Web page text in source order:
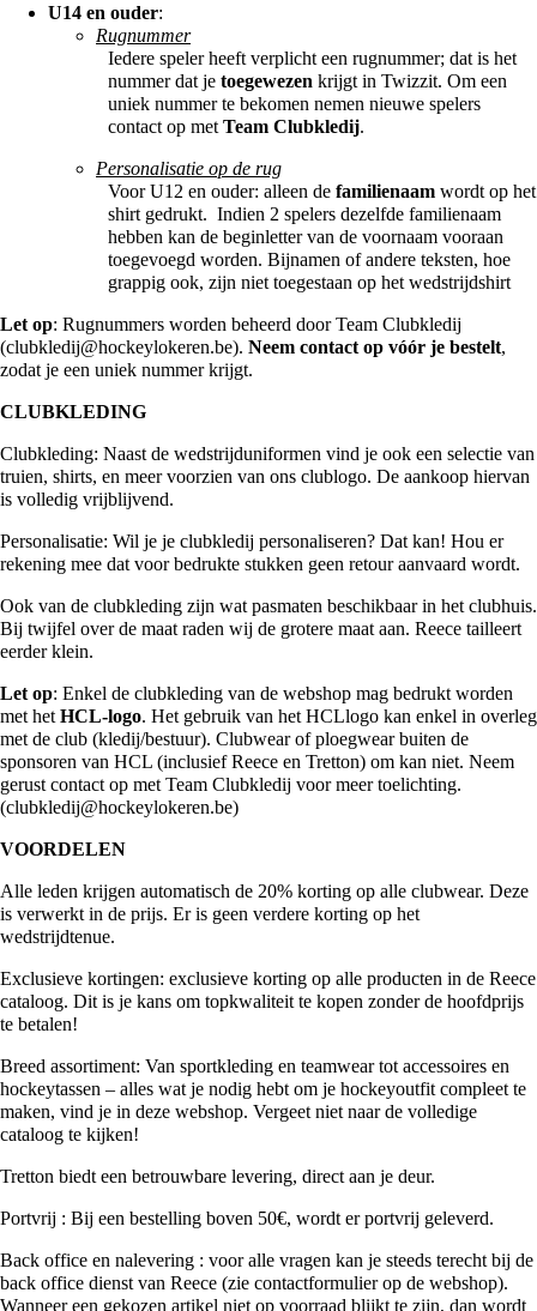
U14 en ouder:
Rugnummer
Iedere speler heeft verplicht een rugnummer; dat is het
nummer dat je toegewezen krijgt in Twizzit. Om een
uniek nummer te bekomen nemen nieuwe spelers
contact op met Team Clubkledij.
Personalisatie op de rug
Voor U12 en ouder: alleen de familienaam wordt op het
shirt gedrukt. Indien 2 spelers dezelfde familienaam
hebben kan de beginletter van de voornaam vooraan
toegevoegd worden. Bijnamen of andere teksten, hoe
grappig ook, zijn niet toegestaan op het wedstrijdshirt
Let op: Rugnummers worden beheerd door Team Clubkledij
(clubkledij@hockeylokeren.be). Neem contact op vóór je bestelt,
zodat je een uniek nummer krijgt.
CLUBKLEDING
Clubkleding: Naast de wedstrijduniformen vind je ook een selectie van
truien, shirts, en meer voorzien van ons clublogo. De aankoop hiervan
is volledig vrijblijvend.
Personalisatie: Wil je je clubkledij personaliseren? Dat kan! Hou er
rekening mee dat voor bedrukte stukken geen retour aanvaard wordt.
Ook van de clubkleding zijn wat pasmaten beschikbaar in het clubhuis.
Bij twijfel over de maat raden wij de grotere maat aan. Reece tailleert
eerder klein.
Let op: Enkel de clubkleding van de webshop mag bedrukt worden
met het HCL-logo. Het gebruik van het HCLlogo kan enkel in overleg
met de club (kledij/bestuur). Clubwear of ploegwear buiten de
sponsoren van HCL (inclusief Reece en Tretton) om kan niet. Neem
gerust contact op met Team Clubkledij voor meer toelichting.
(clubkledij@hockeylokeren.be)
VOORDELEN
Alle leden krijgen automatisch de 20% korting op alle clubwear. Deze
is verwerkt in de prijs. Er is geen verdere korting op het
wedstrijdtenue.
Exclusieve kortingen: exclusieve korting op alle producten in de Reece
cataloog. Dit is je kans om topkwaliteit te kopen zonder de hoofdprijs
te betalen!
Breed assortiment: Van sportkleding en teamwear tot accessoires en
hockeytassen – alles wat je nodig hebt om je hockeyoutfit compleet te
maken, vind je in deze webshop. Vergeet niet naar de volledige
cataloog te kijken!
Tretton biedt een betrouwbare levering, direct aan je deur.
Portvrij : Bij een bestelling boven 50€, wordt er portvrij geleverd.
Back office en nalevering : voor alle vragen kan je steeds terecht bij de
back office dienst van Reece (zie contactformulier op de webshop).
Wanneer een gekozen artikel niet op voorraad blijkt te zijn, dan wordt